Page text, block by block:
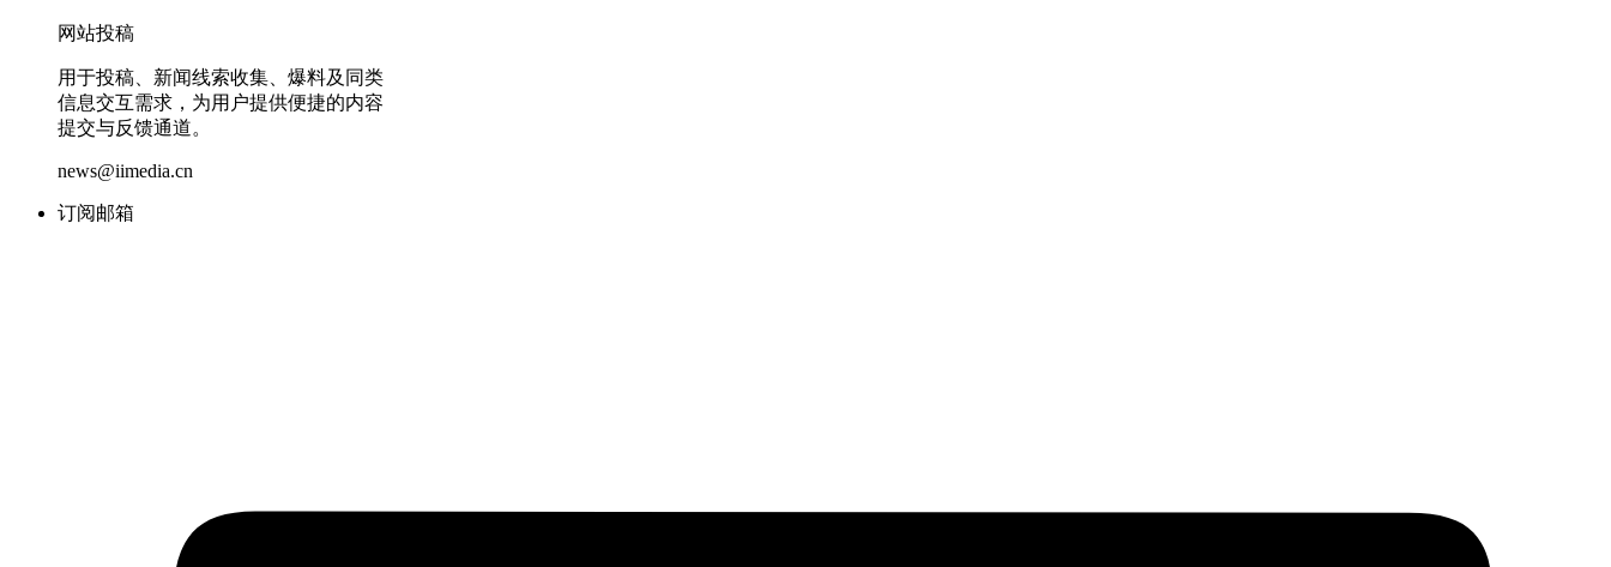
网站投稿
用于投稿、新闻线索收集、爆料及同类
信息交互需求，为用户提供便捷的内容
提交与反馈通道。
news@iimedia.cn
订阅邮箱